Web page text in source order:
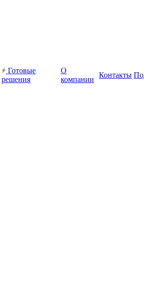
Готовые
решения
О
компании
Контакты